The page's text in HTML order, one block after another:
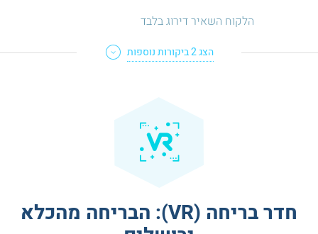
הלקוח השאיר דירוג בלבד
הצג2ביקורות נוספות
חדר בריחה (VR): הבריחה מהכלא